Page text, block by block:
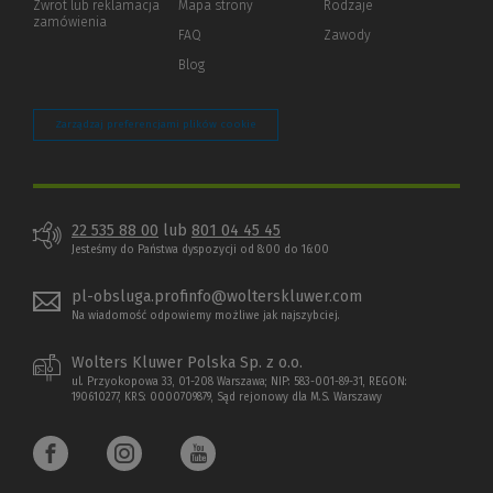
innej
Zwrot lub reklamacja
zamówienia
Mapa strony
FAQ
Blog
Rodzaje
Zawody
Zarządzaj preferencjami plików cookie
22 535 88 00 lub 801 04 45 45
Jesteśmy do Państwa dyspozycji od 8:00 do 16:00
pl-obsluga.profinfo@wolterskluwer.com
Na wiadomość odpowiemy możliwe jak najszybciej.
Wolters Kluwer Polska Sp. z o.o.
ul. Przyokopowa 33, 01-208 Warszawa; NIP: 583-001-89-31, REGON:
190610277, KRS: 0000709879, Sąd rejonowy dla M.S. Warszawy